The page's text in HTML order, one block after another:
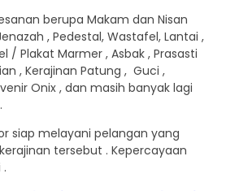
berupa Makam dan Nisan
, Pedestal, Wastafel, Lantai ,
/ Plakat Marmer , Asbak , Prasasti
, Kerajinan Patung , Guci ,
Onix , dan masih banyak lagi
siap melayani pelangan yang
tersebut . Kepercayaan